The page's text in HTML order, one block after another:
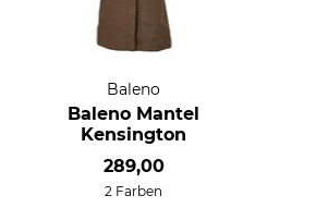
Baleno
Baleno Mantel
Kensington
289,00
2 Farben